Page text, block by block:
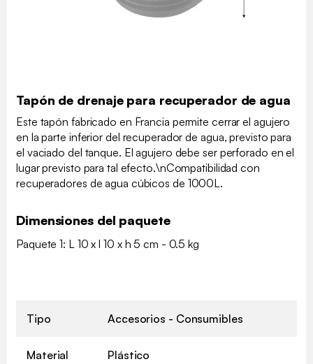
Tapón de drenaje para recuperador de agua
Este tapón fabricado en Francia permite cerrar el agujero
en la parte inferior del recuperador de agua, previsto para
el vaciado del tanque. El agujero debe ser perforado en el
lugar previsto para tal efecto.\nCompatibilidad con
recuperadores de agua cúbicos de 1000L.
Dimensiones del paquete
Paquete 1: L 10 x l 10 x h 5 cm - 0.5 kg
Tipo Accesorios - Consumibles
Material Plástico